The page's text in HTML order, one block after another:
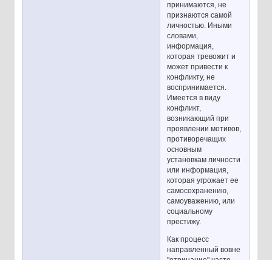
принимаются, не
признаются самой
личностью. Иными
словами,
информация,
которая тревожит и
может привести к
конфликту, не
воспринимается.
Имеется в виду
конфликт,
возникающий при
проявлении мотивов,
противоречащих
основным
установкам личности
или информация,
которая угрожает ее
самосохранению,
самоуважению, или
социальному
престижу.
Как процесс
направленный вовне